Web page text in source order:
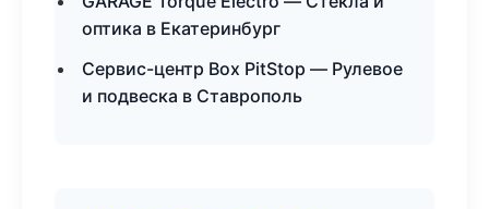
оптика в Екатеринбург
Сервис-центр Box PitStop — Рулевое
и подвеска в Ставрополь